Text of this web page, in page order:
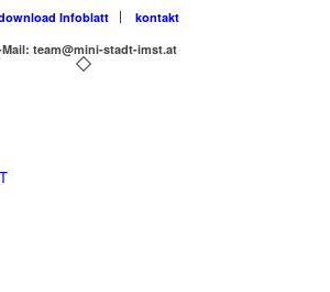
Infoblatt
kontakt
Mail: team@mini-stadt-imst.at